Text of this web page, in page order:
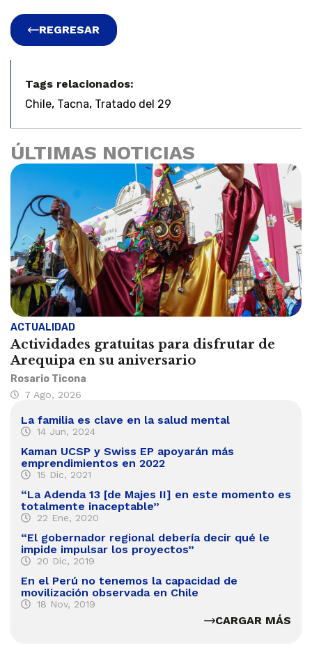
REGRESAR
Tags relacionados:
Chile, Tacna, Tratado del 29
ÚLTIMAS NOTICIAS
ACTUALIDAD
Actividades gratuitas para disfrutar de
Arequipa en su aniversario
Rosario Ticona
7 Ago, 2026
La familia es clave en la salud mental
14 Jun, 2024
Kaman UCSP y Swiss EP apoyarán más
emprendimientos en 2022
15 Dic, 2021
“La Adenda 13 [de Majes II] en este momento es
totalmente inaceptable”
22 Ene, 2020
“El gobernador regional debería decir qué le
impide impulsar los proyectos”
20 Dic, 2019
En el Perú no tenemos la capacidad de
movilización observada en Chile
18 Nov, 2019
CARGAR MÁS